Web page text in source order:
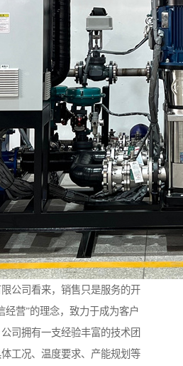
公司看来，销售只是服务的开
经营”的理念，致力于成为客户
司拥有一支经验丰富的技术团
工况、温度要求、产能规划等